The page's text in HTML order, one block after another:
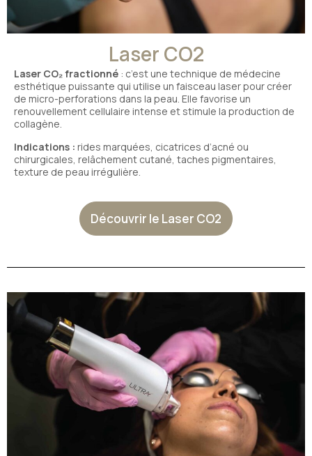
Laser CO2
Laser CO₂ fractionné : c’est une technique de médecine
esthétique puissante qui utilise un faisceau laser pour créer
de micro-perforations dans la peau. Elle favorise un
renouvellement cellulaire intense et stimule la production de
collagène.
Indications : rides marquées, cicatrices d’acné ou
chirurgicales, relâchement cutané, taches pigmentaires,
texture de peau irrégulière.
Découvrir le Laser CO2